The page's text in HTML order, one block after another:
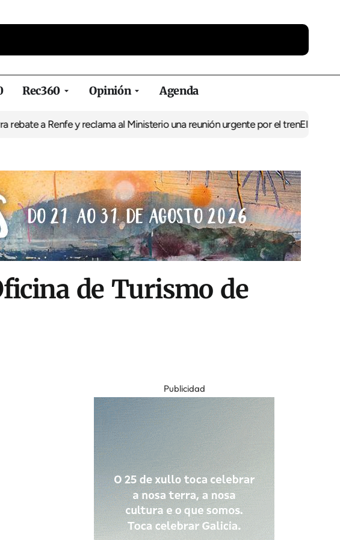
Rec360 Opinión Agenda
a Renfe y reclama al Ministerio una reunión urgente por el trenEl BNG exige
de Turismo de
Publicidad